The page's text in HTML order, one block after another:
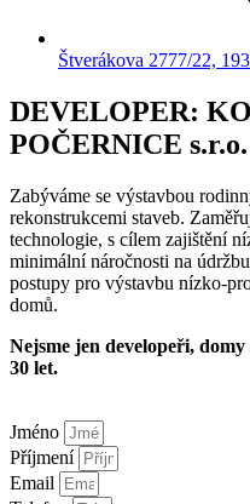
Štverákova 2777/22,
DEVELOPER:
POČERNICE s.r.o.
Zabýváme se výstavbou
rekonstrukcemi staveb.
technologie, s cílem zajištění
minimální náročnosti na
postupy pro výstavbu nízko-
domů.
Nejsme jen developeři,
30 let.
Jméno
Příjmení
Email